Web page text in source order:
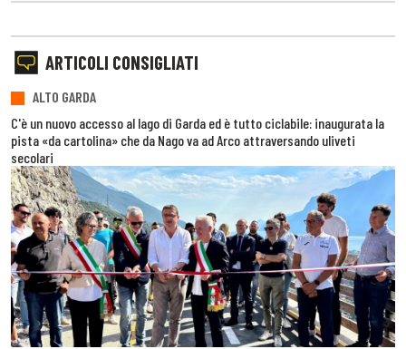
ARTICOLI CONSIGLIATI
ALTO GARDA
C'è un nuovo accesso al lago di Garda ed è tutto ciclabile: inaugurata la
pista «da cartolina» che da Nago va ad Arco attraversando uliveti
secolari